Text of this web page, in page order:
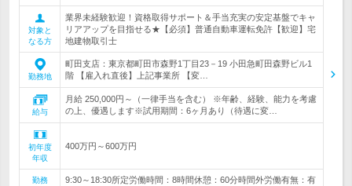
対象と
なる方
業界未経験歓迎！資格取得サポート＆手当充実の安定基盤でキャ
リアアップを目指せる★【必須】普通自動車運転免許【歓迎】宅
地建物取引士
勤務地
町田支店：東京都町田市森野1丁目23－19 小田急町田森野ビル1
階 【雇入れ直後】上記事業所 【変…
給与
月給 250,000円～（一律手当を含む） ※年齢、経験、能力を考慮
の上、優遇します※試用期間：6ヶ月あり（待遇に変…
初年度
年収
400万円～600万円
勤務
9:30～18:30所定労働時間：8時間休憩：60分時間外労働有無：有